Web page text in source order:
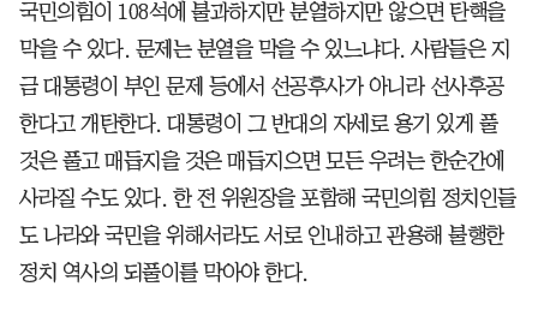
국민의힘이 108석에 불과하지만 분열하지만 않으면 탄핵을
막을 수 있다. 문제는 분열을 막을 수 있느냐다. 사람들은 지
금 대통령이 부인 문제 등에서 선공후사가 아니라 선사후공
한다고 개탄한다. 대통령이 그 반대의 자세로 용기 있게 풀
것은 풀고 매듭지을 것은 매듭지으면 모든 우려는 한순간에
사라질 수도 있다. 한 전 위원장을 포함해 국민의힘 정치인들
도 나라와 국민을 위해서라도 서로 인내하고 관용해 불행한
정치 역사의 되풀이를 막아야 한다.